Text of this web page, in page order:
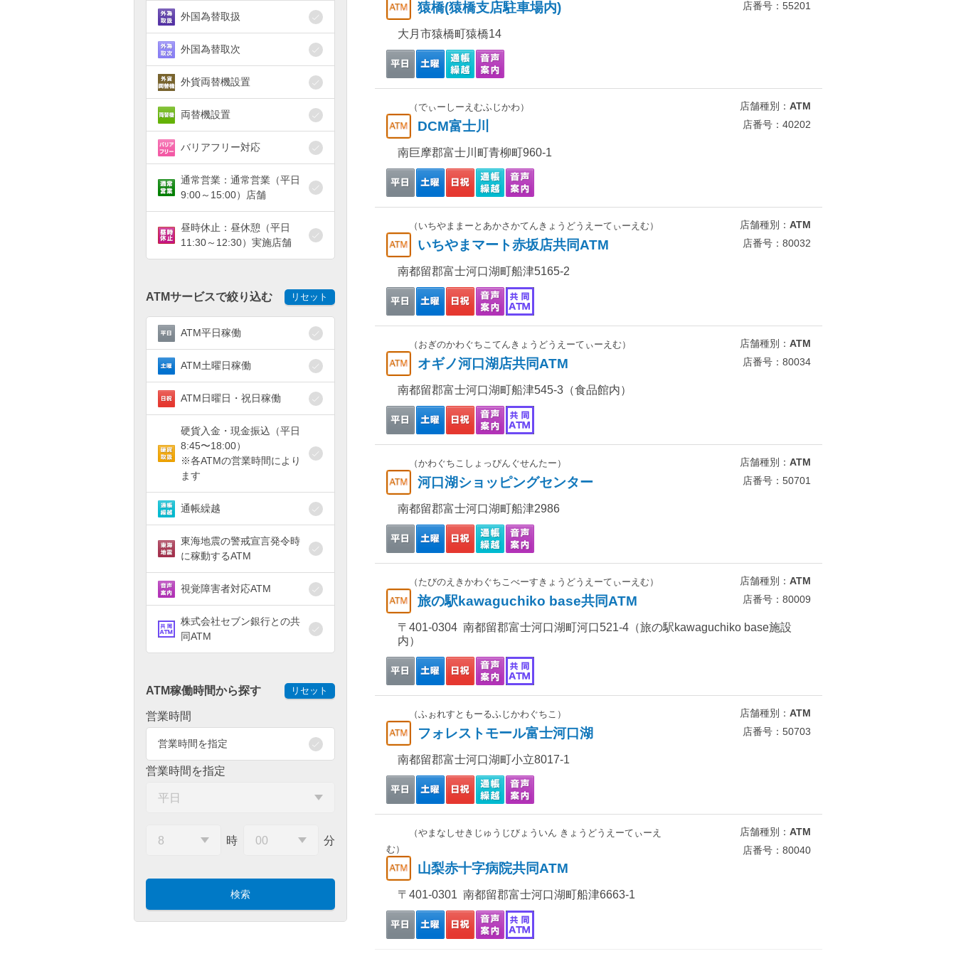
外国為替取扱
外国為替取次
外貨両替機設置
両替機設置
バリアフリー対応
通常営業：通常営業（平日
9:00～15:00）店舗
昼時休止：昼休憩（平日
11:30～12:30）実施店舗
ATMサービスで絞り込む リセット
ATM平日稼働
ATM土曜日稼働
ATM日曜日・祝日稼働
硬貨入金・現金振込（平日
8:45〜18:00）
※各ATMの営業時間により
ます
通帳繰越
東海地震の警戒宣言発令時
に稼動するATM
視覚障害者対応ATM
株式会社セブン銀行との共
同ATM
ATM稼働時間から探す リセット
営業時間
営業時間を指定
営業時間を指定
時 分
猿橋(猿橋支店駐車場内)
店番号：55201
大月市猿橋町猿橋14
（でぃーしーえむふじかわ）
DCM富士川
店舗種別： ATM
店番号：40202
南巨摩郡富士川町青柳町960-1
（いちやままーとあかさかてんきょうどうえーてぃーえむ）
いちやまマート赤坂店共同ATM
店舗種別： ATM
店番号：80032
南都留郡富士河口湖町船津5165-2
（おぎのかわぐちこてんきょうどうえーてぃーえむ）
オギノ河口湖店共同ATM
店舗種別： ATM
店番号：80034
南都留郡富士河口湖町船津545-3（食品館内）
（かわぐちこしょっぴんぐせんたー）
河口湖ショッピングセンター
店舗種別： ATM
店番号：50701
南都留郡富士河口湖町船津2986
（たびのえきかわぐちこべーすきょうどうえーてぃーえむ）
旅の駅kawaguchiko base共同ATM
店舗種別： ATM
店番号：80009
〒401-0304 南都留郡富士河口湖町河口521-4（旅の駅kawaguchiko base施設
内）
（ふぉれすともーるふじかわぐちこ）
フォレストモール富士河口湖
店舗種別： ATM
店番号：50703
南都留郡富士河口湖町小立8017-1
（やまなしせきじゅうじびょういん きょうどうえーてぃーえ
む）
山梨赤十字病院共同ATM
店舗種別： ATM
店番号：80040
〒401-0301 南都留郡富士河口湖町船津6663-1